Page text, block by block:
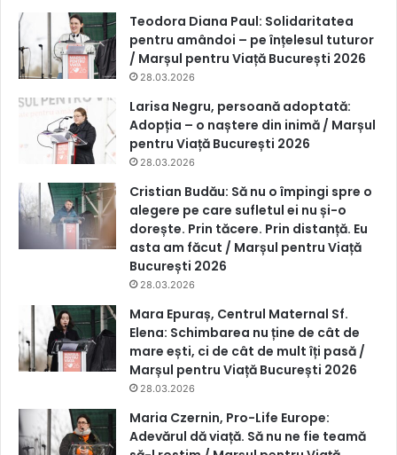
Teodora Diana Paul: Solidaritatea
pentru amândoi – pe înțelesul tuturor
/ Marșul pentru Viață București 2026
28.03.2026
Larisa Negru, persoană adoptată:
Adopția – o naștere din inimă / Marșul
pentru Viață București 2026
28.03.2026
Cristian Budău: Să nu o împingi spre o
alegere pe care sufletul ei nu și-o
dorește. Prin tăcere. Prin distanță. Eu
asta am făcut / Marșul pentru Viață
București 2026
28.03.2026
Mara Epuraș, Centrul Maternal Sf.
Elena: Schimbarea nu ține de cât de
mare ești, ci de cât de mult îți pasă /
Marșul pentru Viață București 2026
28.03.2026
Maria Czernin, Pro-Life Europe:
Adevărul dă viață. Să nu ne fie teamă